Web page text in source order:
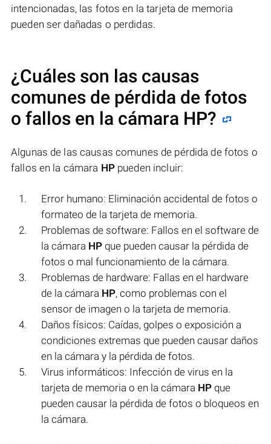
intencionadas, las fotos en la tarjeta de memoria
pueden ser dañadas o perdidas.
¿Cuáles son las causas
comunes de pérdida de fotos
o fallos en la cámara HP?
Algunas de las causas comunes de pérdida de fotos o
fallos en la cámara HPpueden incluir:
Error humano: Eliminación accidental de fotos o
formateo de la tarjeta de memoria.
Problemas de software: Fallos en el software de
la cámara HP que pueden causar la pérdida de
fotos o mal funcionamiento de la cámara.
Problemas de hardware: Fallas en el hardware
de la cámara HP, como problemas con el
sensor de imagen o la tarjeta de memoria.
Daños físicos: Caídas, golpes o exposición a
condiciones extremas que pueden causar daños
en la cámara y la pérdida de fotos.
Virus informáticos: Infección de virus en la
tarjeta de memoria o en la cámara HP que
pueden causar la pérdida de fotos o bloqueos en
la cámara.